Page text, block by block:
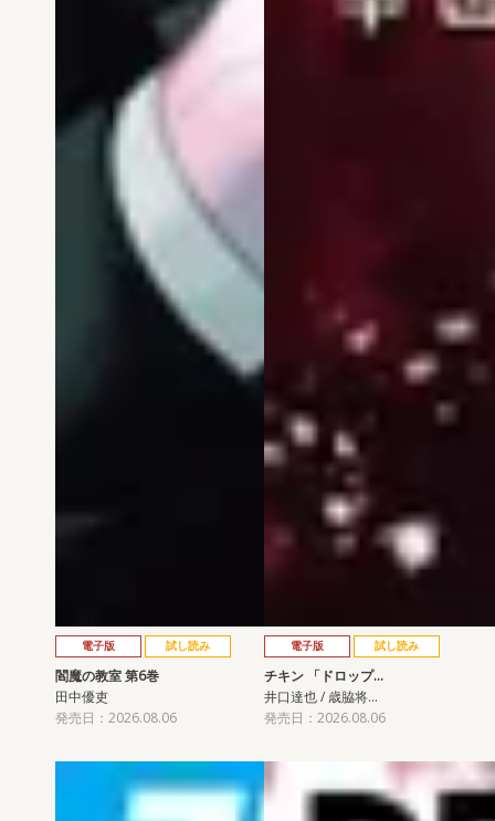
電子版 試し読み
閻魔の教室 第6巻
田中優吏
発売日：2026.08.06
電子版 試し読み
チキン 「ドロップ…
井口達也 / 歳脇将…
発売日：2026.08.06